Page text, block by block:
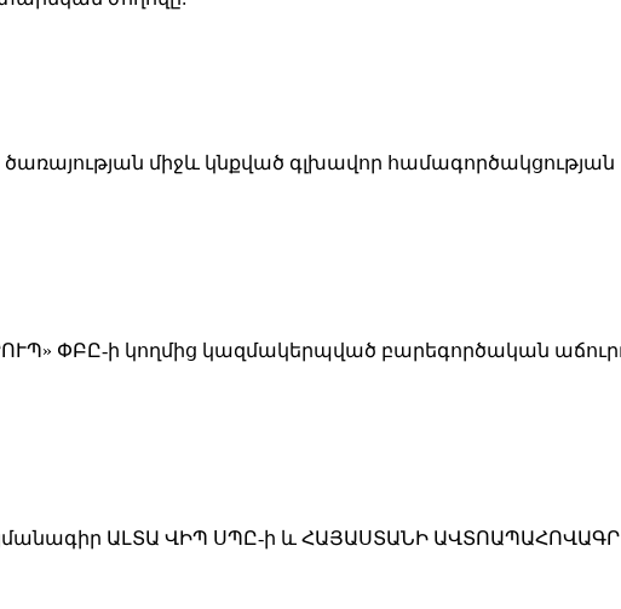
միջև կնքված գլխավոր համագործակցության
ՓԲԸ-ի կողմից կազմակերպված բարեգործական
ԱԼՏԱ ՎԻՊ ՍՊԸ-ի և ՀԱՅԱՍՏԱՆԻ